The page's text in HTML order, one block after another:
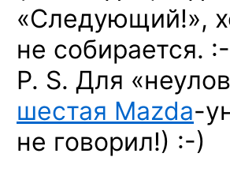
«Следующий!»,
не собирается.
P. S. Для
шестая Mazda-
не говорил!) :-)